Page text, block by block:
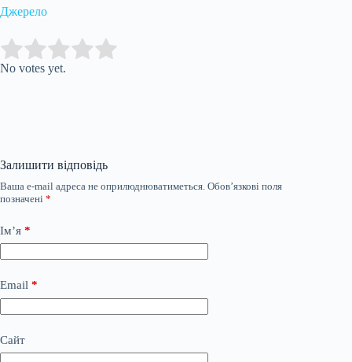
Джерело
Rate this item:
No votes yet.
Залишити відповідь
Ваша e-mail адреса не оприлюднюватиметься. Обов’язкові поля
позначені *
Ім’я *
Email *
Сайт